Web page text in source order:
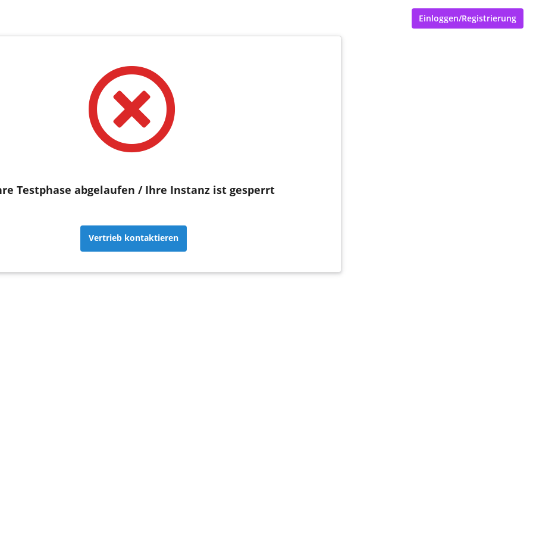
Einloggen/Registrierung
Testphase abgelaufen / Ihre Instanz ist gesperrt
Vertrieb kontaktieren